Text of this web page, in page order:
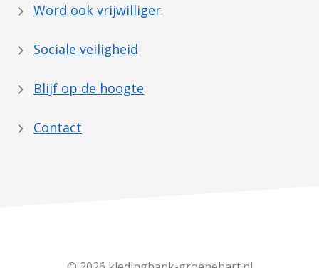
Word ook vrijwilliger
Sociale veiligheid
Blijf op de hoogte
Contact